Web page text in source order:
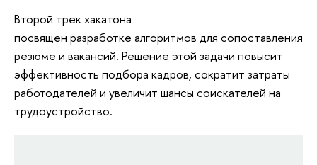
Второй трек хакатона
посвящен разработке алгоритмов для сопоставления
резюме и вакансий. Решение этой задачи повысит
эффективность подбора кадров, сократит затраты
работодателей и увеличит шансы соискателей на
трудоустройство.